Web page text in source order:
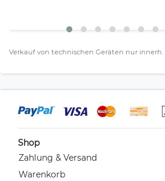
Verkauf von technischen Geräten nur innerh.
Shop
Zahlung & Versand
Warenkorb